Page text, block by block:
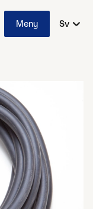
Meny Sv